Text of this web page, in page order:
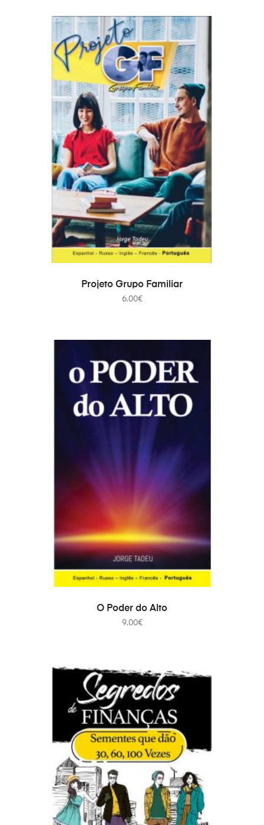
ADICIONAR
Projeto Grupo Familiar
6.00€
ADICIONAR
O Poder do Alto
9.00€